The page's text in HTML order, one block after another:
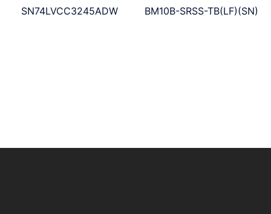
SN74LVCC3245ADW BM10B-SRSS-TB(LF)(SN)